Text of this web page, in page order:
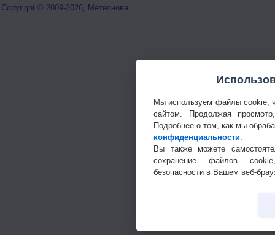
Copyright © 2009-2026, Метеонова
Мы используем файлы cookie,
сайтом. Продолжая
Подробнее о том, как мы
конфиденциальности.
Вы также можете
сохранение файлов
безопасности в Вашем веб-